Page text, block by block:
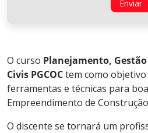
O curso Planejamento,
Civis PGCOCtem como
ferramentas e técnicas para
Empreendimento de
O discente se tornará um